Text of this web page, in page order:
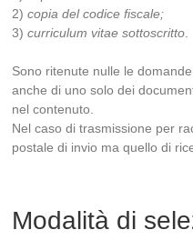
2)copia del codice fiscale;
3)curriculum vitae sottoscritto
Sono ritenute nulle le
anche di uno solo dei
nel contenuto.
Nel caso di trasmissione per
postale di invio ma quello di
Modalità di